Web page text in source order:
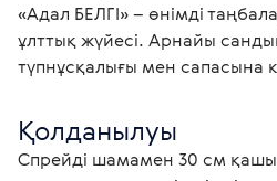
«Адал БЕЛГІ» – өнімді
ұлттық жүйесі. Арнайы
түпнұсқалығы мен сапасына
Қолданылуы
Спрейді шамамен 30 см